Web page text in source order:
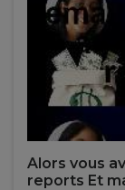
Alors vous
reports Et